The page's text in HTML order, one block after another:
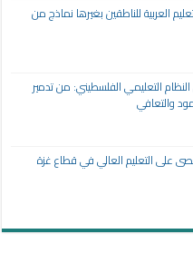
العربية للناطقين بغيرها نماذج من
على النظام التعليمي الفلسطيني: من تدمير
والتعافي
على التعليم العالي في قطاع غزة